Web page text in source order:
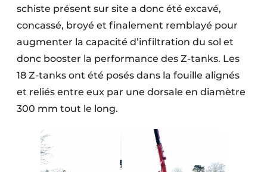
schiste présent sur site a donc été excavé,
concassé, broyé et finalement remblayé pour
augmenter la capacité d’infiltration du sol et
donc booster la performance des Z-tanks. Les
18 Z-tanks ont été posés dans la fouille alignés
et reliés entre eux par une dorsale en diamètre
300 mm tout le long.